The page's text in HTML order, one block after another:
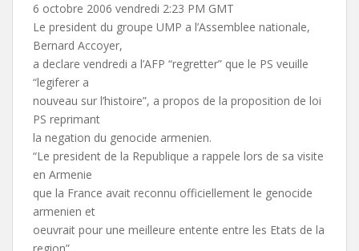
6 octobre 2006 vendredi 2:23 PM GMT
Le president du groupe UMP a l’Assemblee nationale,
Bernard Accoyer,
a declare vendredi a l’AFP “regretter” que le PS veuille
“legiferer a
nouveau sur l’histoire”, a propos de la proposition de loi
PS reprimant
la negation du genocide armenien.
“Le president de la Republique a rappele lors de sa visite
en Armenie
que la France avait reconnu officiellement le genocide
armenien et
oeuvrait pour une meilleure entente entre les Etats de la